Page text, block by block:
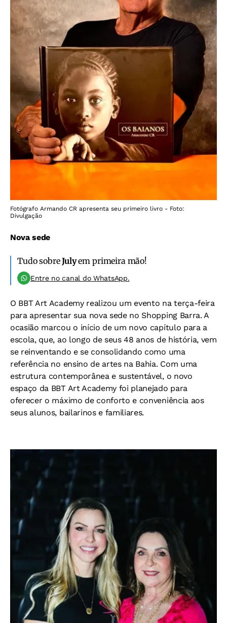
Fotógrafo Armando CR apresenta seu primeiro livro - Foto:
Divulgação
Nova sede
Tudo sobreJulyem primeira mão!
Entre no canal do WhatsApp.
O BBT Art Academy realizou um evento na terça-feira
para apresentar sua nova sede no Shopping Barra. A
ocasião marcou o início de um novo capítulo para a
escola, que, ao longo de seus 48 anos de história, vem
se reinventando e se consolidando como uma
referência no ensino de artes na Bahia. Com uma
estrutura contemporânea e sustentável, o novo
espaço da BBT Art Academy foi planejado para
oferecer o máximo de conforto e conveniência aos
seus alunos, bailarinos e familiares.